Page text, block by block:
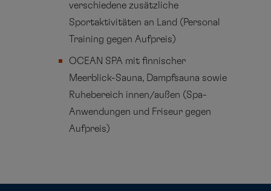
verschiedene zusätzliche
Sportaktivitäten an Land (Personal
Training gegen Aufpreis)
OCEAN SPA mit finnischer
Meerblick-Sauna, Dampfsauna sowie
Ruhebereich innen/außen (Spa-
Anwendungen und Friseur gegen
Aufpreis)